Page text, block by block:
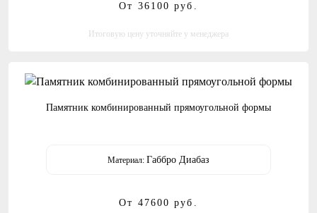
От 36100 руб.
Итоговую цену уточняйте у менеджера
Памятник комбинированный прямоугольной формы
Материал: Габбро Диабаз
От 47600 руб.